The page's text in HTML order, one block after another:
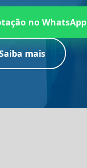
no WhatsApp
mais